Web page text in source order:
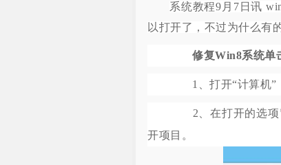
系统教程9月7日讯
以打开了，不过为什么有
修复Win8系统单击
1、打开“计算机”，
2、在打开的选项
开项目。